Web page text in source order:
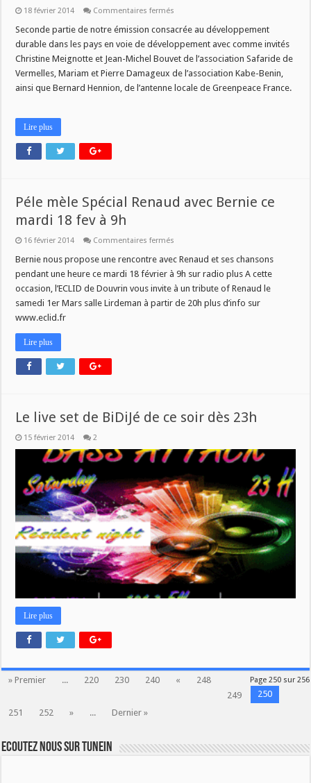
18 février 2014 Commentaires fermés
SOLIDARITES
DELA
DES
MOTS
CE
JEUDI
20
Seconde partie de notre émission consacrée au développement
durable dans les pays en voie de développement avec comme invités
Christine Meignotte et Jean-Michel Bouvet de l’association Safaride de
Vermelles, Mariam et Pierre Damageux de l’association Kabe-Benin,
ainsi que Bernard Hennion, de l’antenne locale de Greenpeace France.
Lire plus
Péle mèle Spécial Renaud avec Bernie ce
mardi 18 fev à 9h
16 février 2014 Commentaires fermés
mèle
Renaud
avec
Bernie
ce
Bernie nous propose une rencontre avec Renaud et ses chansons
pendant une heure ce mardi 18 février à 9h sur radio plus A cette
occasion, l’ECLID de Douvrin vous invite à un tribute of Renaud le
samedi 1er Mars salle Lirdeman à partir de 20h plus d’info sur
www.eclid.fr
Lire plus
Le live set de BiDiJé de ce soir dès 23h
15 février 2014 2
Lire plus
Page 250 sur 256
» Premier ... 220 230 240 «
248
249
250
251
252 » ... Dernier »
Ecoutez nous sur TuneIn